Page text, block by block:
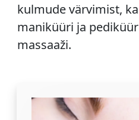
kulmude värvimist,
maniküüri ja
massaaži.